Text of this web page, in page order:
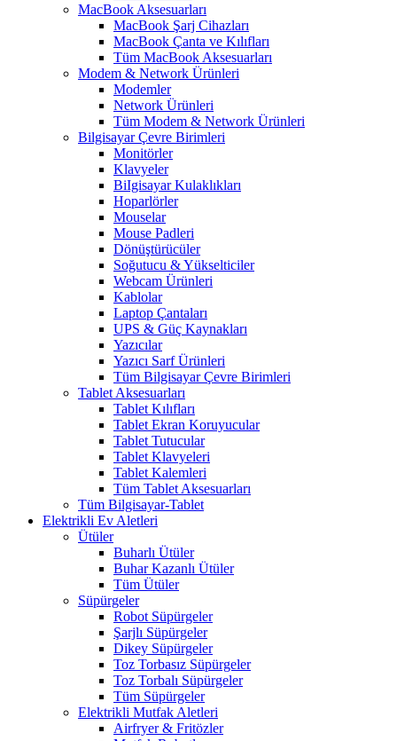
MacBook Aksesuarları
MacBook Şarj Cihazları
MacBook Çanta ve Kılıfları
Tüm MacBook Aksesuarları
Modem & Network Ürünleri
Modemler
Network Ürünleri
Tüm Modem & Network Ürünleri
Bilgisayar Çevre Birimleri
Monitörler
Klavyeler
BiIgisayar Kulaklıkları
Hoparlörler
Mouselar
Mouse Padleri
Dönüştürücüler
Soğutucu & Yükselticiler
Webcam Ürünleri
Kablolar
Laptop Çantaları
UPS & Güç Kaynakları
Yazıcılar
Yazıcı Sarf Ürünleri
Tüm Bilgisayar Çevre Birimleri
Tablet Aksesuarları
Tablet Kılıfları
Tablet Ekran Koruyucular
Tablet Tutucular
Tablet Klavyeleri
Tablet Kalemleri
Tüm Tablet Aksesuarları
Tüm Bilgisayar-Tablet
Elektrikli Ev Aletleri
Ütüler
Buharlı Ütüler
Buhar Kazanlı Ütüler
Tüm Ütüler
Süpürgeler
Robot Süpürgeler
Şarjlı Süpürgeler
Dikey Süpürgeler
Toz Torbasız Süpürgeler
Toz Torbalı Süpürgeler
Tüm Süpürgeler
Elektrikli Mutfak Aletleri
Airfryer & Fritözler